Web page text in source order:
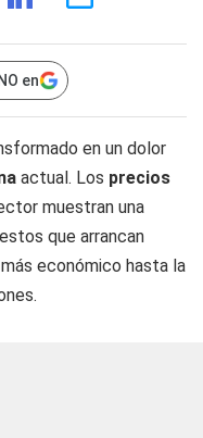
en
en un dolor
actual. Los precios
muestran una
que arrancan
económico hasta la